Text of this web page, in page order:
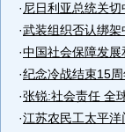
· 尼日利亚总统关
·武装组织否认绑架
·中国社会保障发
·纪念冷战结束15
·张锐:社会责任 全
·江苏农民工太平